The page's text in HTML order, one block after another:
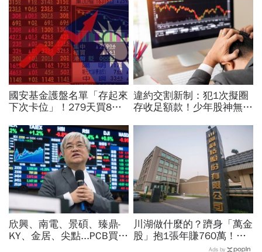
國安基金護盤名單「存起來
下次卡位」！279天買8檔
電...唯一金融股是它
違約交割新制：犯1次擬圈
存收足額款！少年股神無本
違約交割後果「想貸款都
欣興、南電、景碩、臻鼎-
KY、金居、尖點...PCB買誰
川湖做什麼的？躋身「萬金
股」抱1張年賺760萬！傳
產鐵工廠如何翻身「只有兩
Ads by